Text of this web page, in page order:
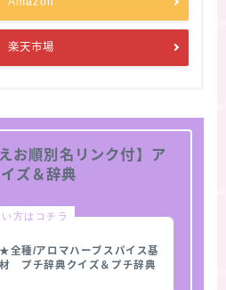
楽天市場
お順別名リンク付】ア
ズ＆辞典
方はコチラ
★全種/アロマハーブスパイス基
材 プチ辞典クイズ＆プチ辞典